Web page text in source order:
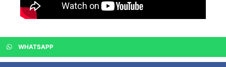
WHATSAPP